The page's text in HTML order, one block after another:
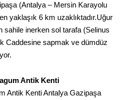
(Antalya – Mersin Karayolu
yaklaşık 6 km uzaklıktadır.Uğur
sahile inerken sol tarafa (Selinus
Caddesine sapmak ve dümdüz
Antik Kenti
Antik Kenti Antalya Gazipaşa